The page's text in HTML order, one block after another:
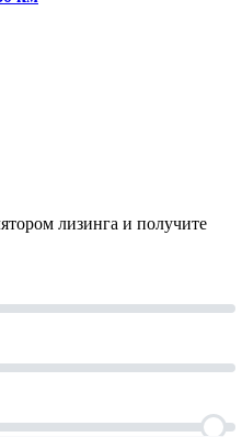
лизинга и получите